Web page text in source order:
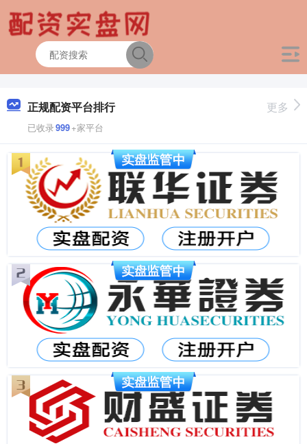
正规配资平台排行
已收录999+家平台
更多